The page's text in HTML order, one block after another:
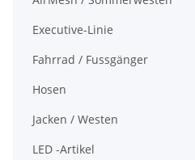
Executive-Linie
Fahrrad / Fussgänger
Hosen
Jacken / Westen
LED -Artikel